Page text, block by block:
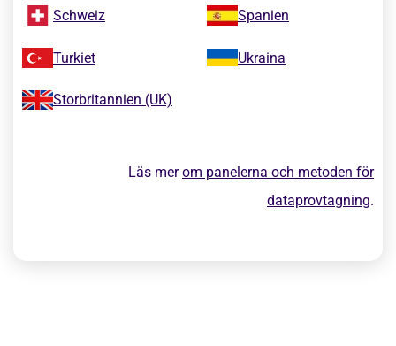
Schweiz Spanien
Turkiet Ukraina
Storbritannien (UK)
Läs merom panelerna och metoden för
dataprovtagning.